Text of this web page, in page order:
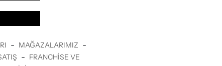
- MAĞAZALARIMIZ -
- FRANCHISE VE